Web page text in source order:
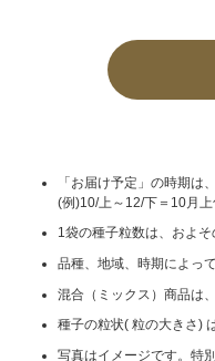
「お届け予定」の時期は
(例)10/上～12/下＝10月
1袋の種子粒数は、およ
品種、地域、時期によっ
混合（ミックス）商品は
種子の粒状( 粒の大きさ)
写真はイメージです。特